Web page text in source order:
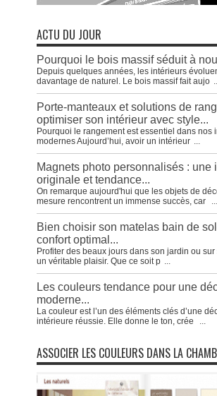
ACTU DU JOUR
Pourquoi le bois massif séduit à
Depuis quelques années, les intérieurs
davantage de naturel. Le bois massif fait aujo
Porte-manteaux et solutions de
optimiser son intérieur avec style...
Pourquoi le rangement est essentiel dans nos
modernes Aujourd’hui, avoir un intérieur ...
Magnets photo personnalisés : une
originale et tendance...
On remarque aujourd'hui que les objets de
mesure rencontrent un immense succès, car
...
Bien choisir son matelas bain de
confort optimal...
Profiter des beaux jours dans son jardin ou sur
un véritable plaisir. Que ce soit p ...
Les couleurs tendance pour une
moderne...
La couleur est l’un des éléments clés d’une
intérieure réussie. Elle donne le ton, crée
...
ASSOCIER LES COULEURS DANS LA